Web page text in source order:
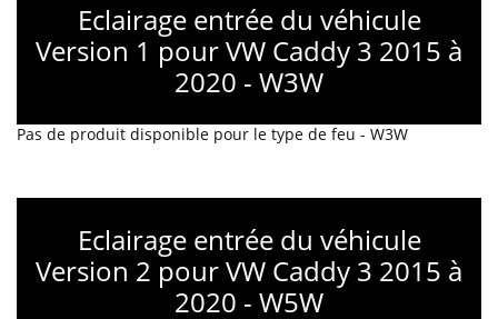
Eclairage entrée du véhicule
Version 1 pour VW Caddy 3 2015 à
2020 - W3W
Pas de produit disponible pour le type de feu - W3W
Eclairage entrée du véhicule
Version 2 pour VW Caddy 3 2015 à
2020 - W5W